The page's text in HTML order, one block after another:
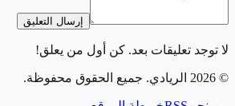
إرسال التعليق
لا توجد تعليقات بعد. كن أول من يعلق!
©
2026 الريادي. جميع الحقوق محفوظة.